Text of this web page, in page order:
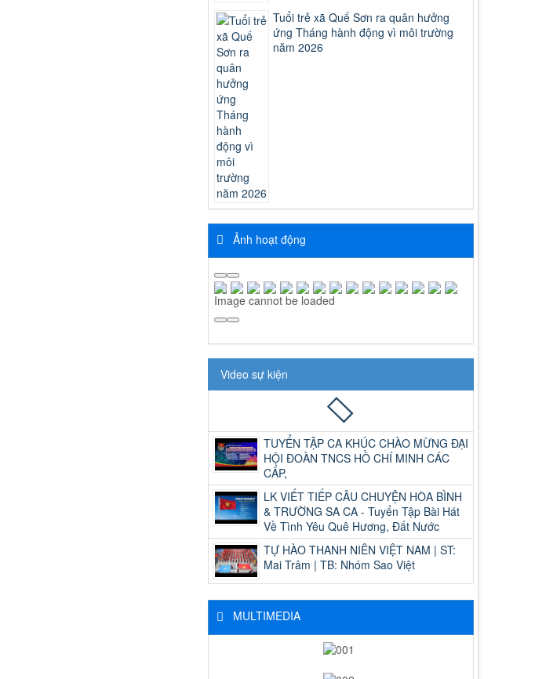
Tuổi trẻ xã Quế Sơn ra quân hưởng
ứng Tháng hành động vì môi trường
năm 2026
Ảnh hoạt động
Image cannot be loaded
Video sự kiện
TUYỂN TẬP CA KHÚC CHÀO MỪNG ĐẠI
HỘI ĐOÀN TNCS HỒ CHÍ MINH CÁC
CẤP,
LK VIẾT TIẾP CÂU CHUYỆN HÒA BÌNH
& TRƯỜNG SA CA - Tuyển Tập Bài Hát
Về Tình Yêu Quê Hương, Đất Nước
TỰ HÀO THANH NIÊN VIỆT NAM | ST:
Mai Trâm | TB: Nhóm Sao Việt
MULTIMEDIA